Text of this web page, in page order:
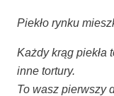
Pie­kło ryn­ku
Każ­dy krąg pie­kła
inne tortury.
To wasz pierw­szy